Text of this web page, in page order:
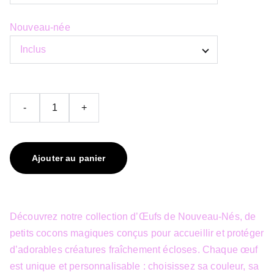
Nouveau-née
- +
Ajouter au panier
Découvrez notre collection d’Œufs de Nouveau-Nés, de
petits cocons magiques conçus pour accueillir et protéger
d’adorables créatures fraîchement écloses. Chaque œuf
est unique et personnalisable : choisissez sa couleur, sa